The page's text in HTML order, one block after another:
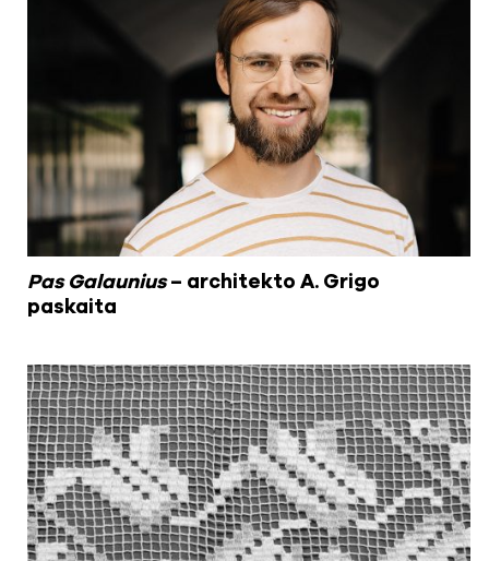
Pas Galaunius– architekto A. Grigo
paskaita